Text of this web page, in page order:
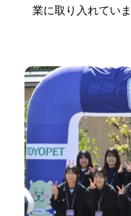
業に取り入れてい